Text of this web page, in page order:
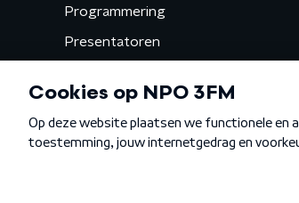
Programmering
Presentatoren
Gemist
Algemene voorwaarden Privacybeleid